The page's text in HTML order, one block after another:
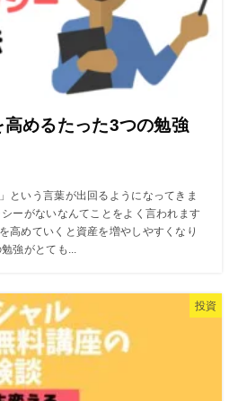
めるたった3つの勉強
という言葉が出回るようになってきま
ーがないなんてことをよく言われます
高めていくと資産を増やしやすくなり
強がとても...
投資